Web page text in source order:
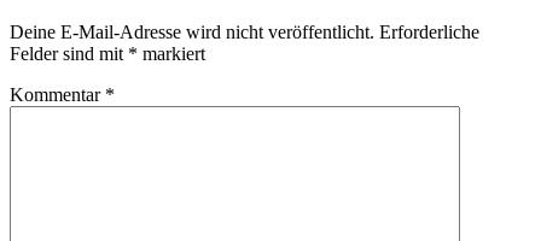
Deine E-Mail-Adresse wird nicht veröffentlicht. Erforderliche
Felder sind mit * markiert
Kommentar *